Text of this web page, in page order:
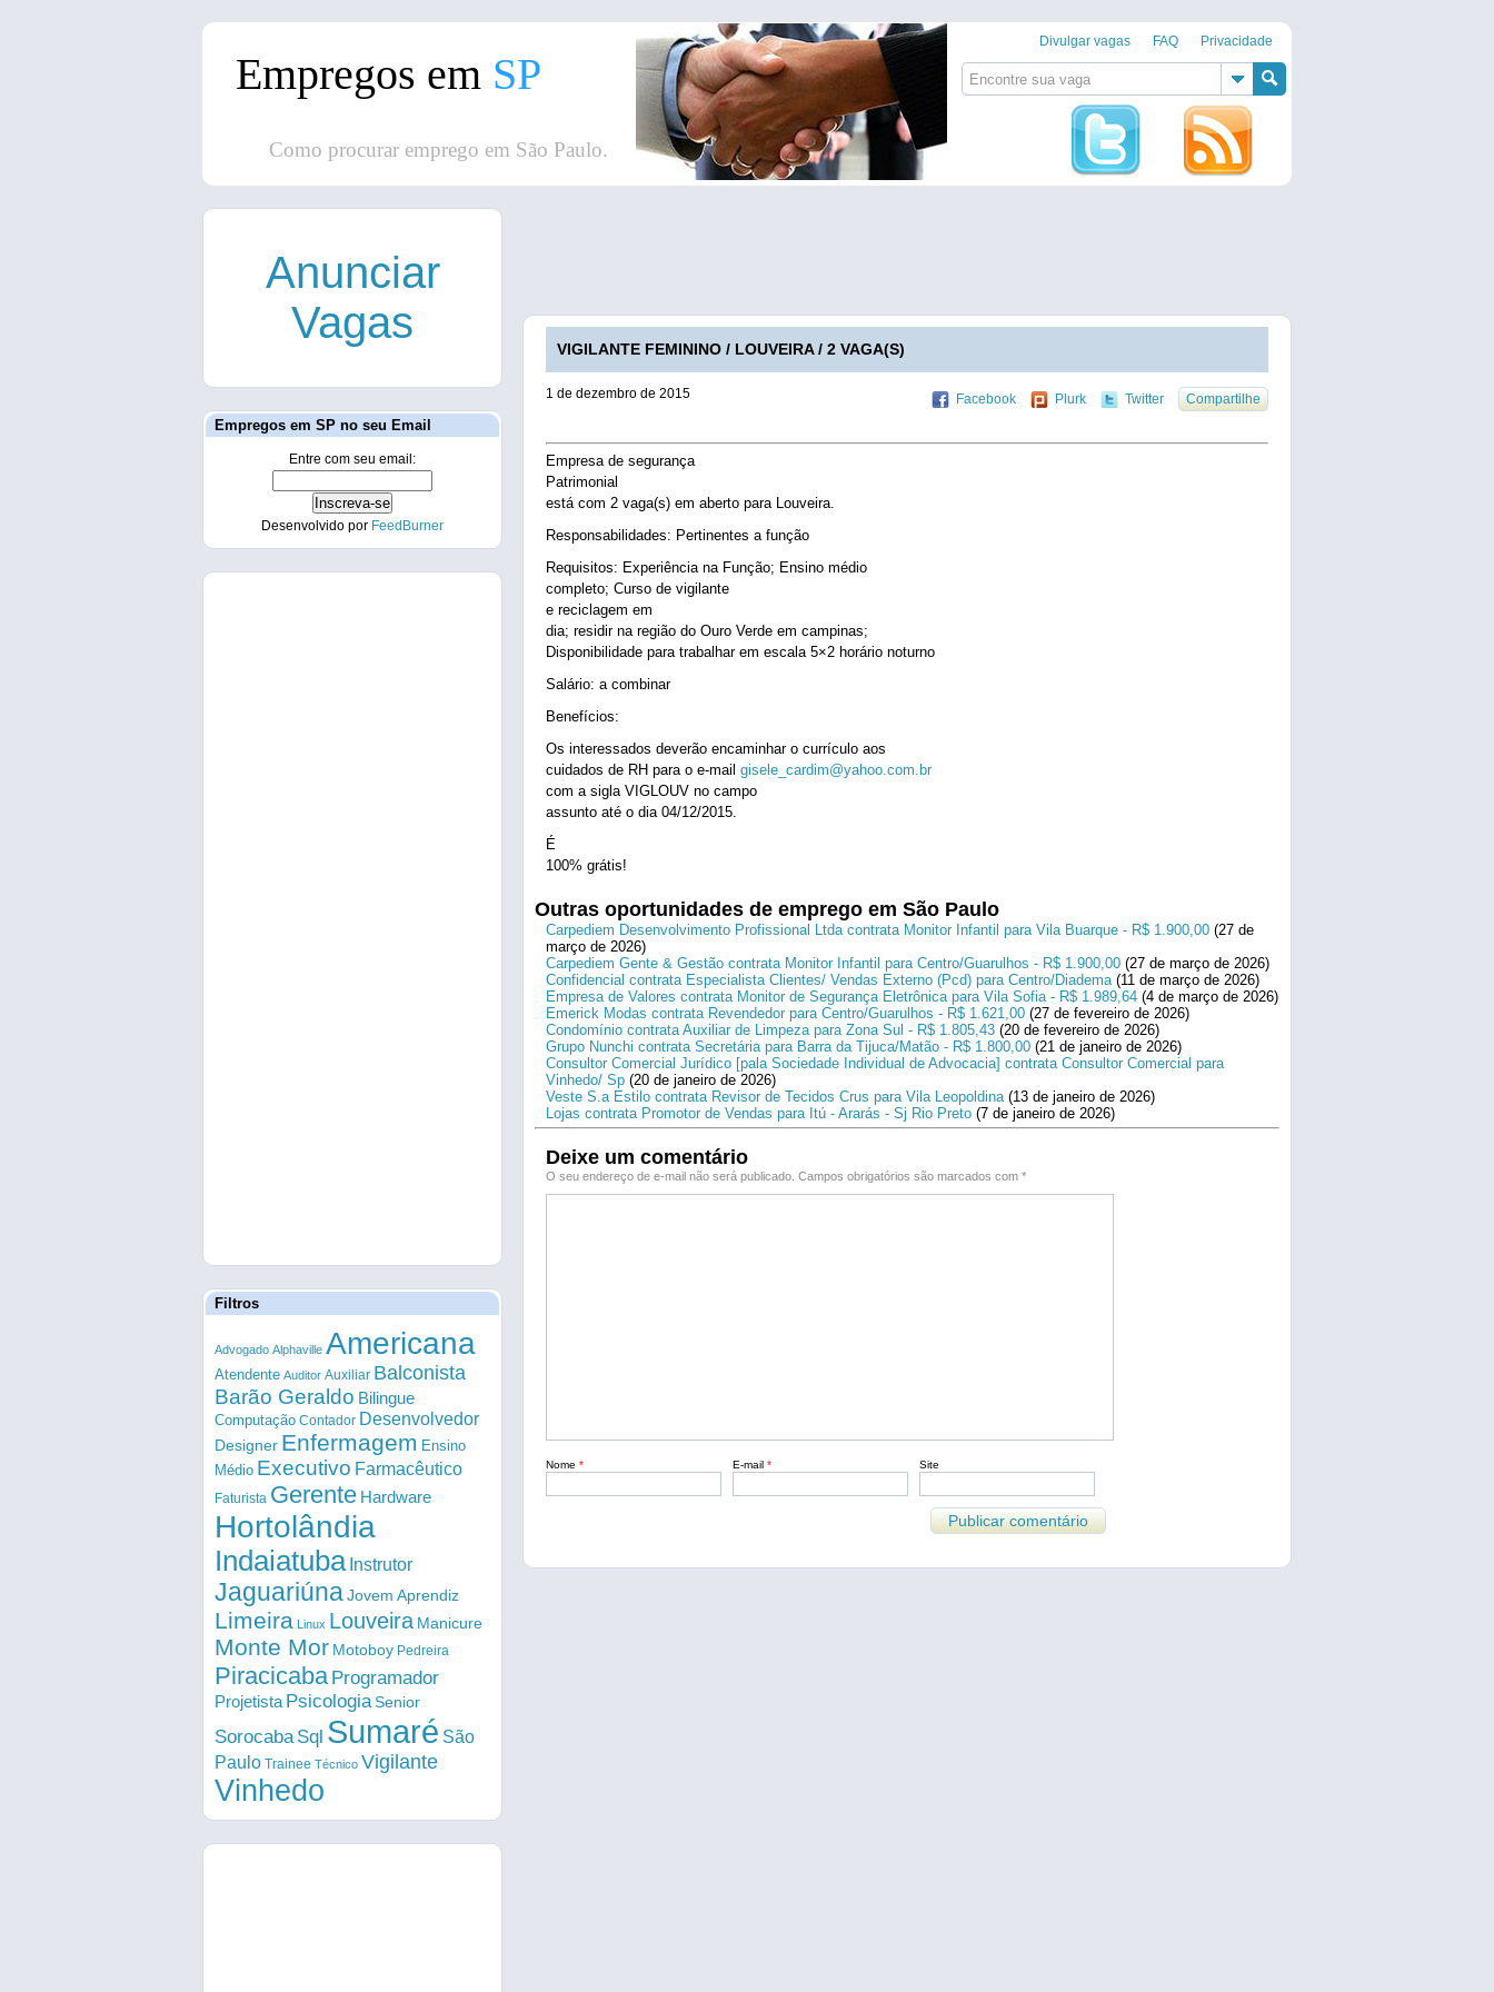
Divulgar vagas FAQ Privacidade
Empregos em SP
Como procurar emprego em São Paulo.
VIGILANTE FEMININO / LOUVEIRA / 2 VAGA(S)
1 de dezembro de 2015 Facebook Plurk Twitter Compartilhe
Empresa de segurança
Patrimonial
está com 2 vaga(s) em aberto para Louveira.
Responsabilidades: Pertinentes a função
Requisitos: Experiência na Função; Ensino médio
completo; Curso de vigilante
e reciclagem em
dia; residir na região do Ouro Verde em campinas;
Disponibilidade para trabalhar em escala 5×2 horário noturno
Salário: a combinar
Benefícios:
Os interessados deverão encaminhar o currículo aos
cuidados de RH para o e-mail gisele_cardim@yahoo.com.br
com a sigla VIGLOUV no campo
assunto até o dia 04/12/2015.
É
100% grátis!
Outras oportunidades de emprego em São Paulo
Carpediem Desenvolvimento Profissional Ltda contrata Monitor Infantil para Vila Buarque - R$ 1.900,00 (27 de
março de 2026)
Carpediem Gente & Gestão contrata Monitor Infantil para Centro/Guarulhos - R$ 1.900,00 (27 de março de 2026)
Confidencial contrata Especialista Clientes/ Vendas Externo (Pcd) para Centro/Diadema(11 de março de 2026)
Empresa de Valores contrata Monitor de Segurança Eletrônica para Vila Sofia - R$ 1.989,64 (4 de março de 2026)
Emerick Modas contrata Revendedor para Centro/Guarulhos - R$ 1.621,00 (27 de fevereiro de 2026)
Condomínio contrata Auxiliar de Limpeza para Zona Sul - R$ 1.805,43 (20 de fevereiro de 2026)
Grupo Nunchi contrata Secretária para Barra da Tijuca/Matão - R$ 1.800,00 (21 de janeiro de 2026)
Consultor Comercial Jurídico [pala Sociedade Individual de Advocacia] contrata Consultor Comercial para
Vinhedo/ Sp (20 de janeiro de 2026)
Veste S.a Estilo contrata Revisor de Tecidos Crus para Vila Leopoldina(13 de janeiro de 2026)
Lojas contrata Promotor de Vendas para Itú - Ararás - Sj Rio Preto (7 de janeiro de 2026)
Deixe um comentário
O seu endereço de e-mail não será publicado. Campos obrigatórios são marcados com *
Nome * E-mail * Site
Anunciar
Vagas
Empregos em SP no seu Email
Entre com seu email:
Desenvolvido por FeedBurner
Filtros
Advogado Alphaville Americana
Atendente Auditor Auxiliar Balconista
Barão Geraldo Bilingue
Computação Contador Desenvolvedor
Designer Enfermagem Ensino
Médio Executivo Farmacêutico
Faturista Gerente Hardware
Hortolândia
Indaiatuba Instrutor
Jaguariúna Jovem Aprendiz
Limeira Linux Louveira Manicure
Monte Mor Motoboy Pedreira
Piracicaba Programador
Projetista PsicologiaSenior
Sorocaba Sql Sumaré São
Paulo Trainee Técnico Vigilante
Vinhedo